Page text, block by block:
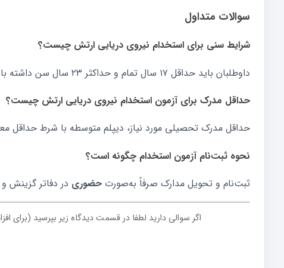
سوالات متداول
شرایط سنی برای استخدام نیروی دریایی ارتش چیست؟
داوطلبان باید حداقل ۱۷ سال تمام و حداکثر ۲۳ سال سن داشته باشند. (مدت خدمت سربازی به این سن افزوده می‌شود).
حداقل مدرک برای آزمون استخدام نیروی دریایی ارتش چیست؟
حداقل مدرک تحصیلی مورد نیاز، دیپلم متوسطه با شرط حداقل معدل کل ۱۳
نحوه ثبت‌نام آزمون استخدام چگونه است؟
ثبت‌نام و تحویل مدارک صرفاً به‌صورت حضوری در دفاتر گزینش
اگر سوالی دارید لطفا در قسمت دیدگاه زیر بپرسید